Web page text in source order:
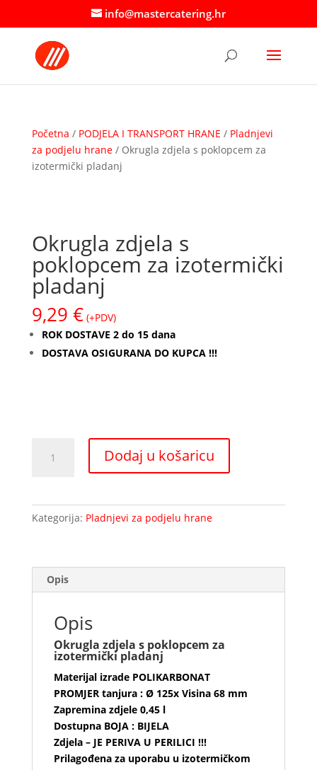
info@mastercatering.hr
Početna / PODJELA I TRANSPORT HRANE / Pladnjevi
za podjelu hrane/ Okrugla zdjela s poklopcem za
izotermički pladanj
Okrugla zdjela s
poklopcem za izotermički
pladanj
9,29 € (+PDV)
ROK DOSTAVE 2 do 15 dana
DOSTAVA OSIGURANA DO KUPCA !!!
zdjela
izotermički
Dodaj u košaricu
Kategorija: Pladnjevi za podjelu hrane
Opis
Opis
Okrugla zdjela s poklopcem za
izotermički pladanj
Materijal izrade POLIKARBONAT
PROMJER tanjura : Ø 125x Visina 68 mm
Zapremina zdjele 0,45 l
Dostupna BOJA : BIJELA
Zdjela – JE PERIVA U PERILICI !!!
Prilagođena za uporabu u izotermičkom